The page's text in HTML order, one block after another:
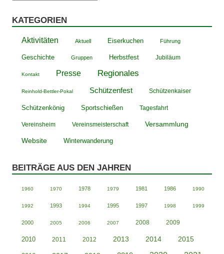
KATEGORIEN
Aktivitäten Aktuell Eiserkuchen Führung
Geschichte Gruppen Herbstfest Jubiläum
Kontakt Presse Regionales
Reinhold-Bettler-Pokal Schützenfest Schützenkaiser
Schützenkönig Sportschießen Tagesfahrt
Vereinsheim Vereinsmeisterschaft Versammlung
Website Winterwanderung
BEITRÄGE AUS DEN JAHREN
1960 1970 1978 1979 1981 1986 1990
1992 1993 1994 1995 1997 1998 1999
2000 2005 2006 2007 2008 2009
2010 2011 2012 2013 2014 2015